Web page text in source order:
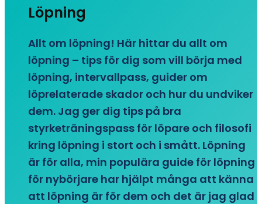
Löpning
Allt om löpning! Här hittar du allt om
löpning – tips för dig som vill börja med
löpning, intervallpass, guider om
löprelaterade skador och hur du undviker
dem. Jag ger dig tips på bra
styrketräningspass för löpare och filosofi
kring löpning i stort och i smått. Löpning
är för alla, min populära guide för löpning
för nybörjare har hjälpt många att känna
att löpning är för dem och det är jag glad